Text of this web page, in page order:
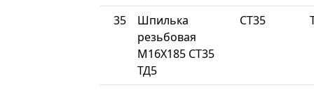
35
Шпилька
резьбовая
М16Х185 СТ35
ТД5
СТ35